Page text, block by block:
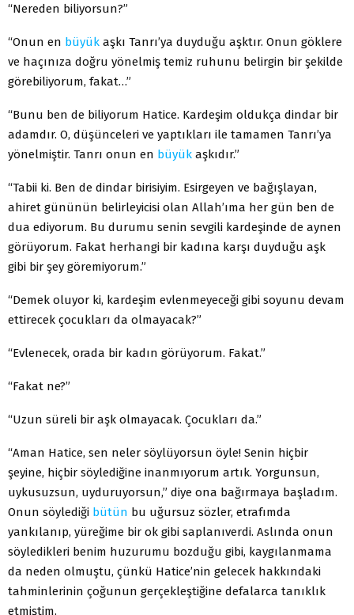
“Nereden biliyorsun?”
“Onun en büyük aşkı Tanrı’ya duyduğu aşktır. Onun göklere
ve haçınıza doğru yönelmiş temiz ruhunu belirgin bir şekilde
görebiliyorum, fakat…”
“Bunu ben de biliyorum Hatice. Kardeşim oldukça dindar bir
adamdır. O, düşünceleri ve yaptıkları ile tamamen Tanrı’ya
yönelmiştir. Tanrı onun en büyük aşkıdır.”
“Tabii ki. Ben de dindar birisiyim. Esirgeyen ve bağışlayan,
ahiret gününün belirleyicisi olan Allah’ıma her gün ben de
dua ediyorum. Bu durumu senin sevgili kardeşinde de aynen
görüyorum. Fakat herhangi bir kadına karşı duyduğu aşk
gibi bir şey göremiyorum.”
“Demek oluyor ki, kardeşim evlenmeyeceği gibi soyunu devam
ettirecek çocukları da olmayacak?”
“Evlenecek, orada bir kadın görüyorum. Fakat.”
“Fakat ne?”
“Uzun süreli bir aşk olmayacak. Çocukları da.”
“Aman Hatice, sen neler söylüyorsun öyle! Senin hiçbir
şeyine, hiçbir söylediğine inanmıyorum artık. Yorgunsun,
uykusuzsun, uyduruyorsun,” diye ona bağırmaya başladım.
Onun söylediği bütün bu uğursuz sözler, etrafımda
yankılanıp, yüreğime bir ok gibi saplanıverdi. Aslında onun
söyledikleri benim huzurumu bozduğu gibi, kaygılanmama
da neden olmuştu, çünkü Hatice’nin gelecek hakkındaki
tahminlerinin çoğunun gerçekleştiğine defalarca tanıklık
etmiştim.